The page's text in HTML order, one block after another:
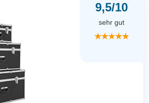
9,5/10
sehr gut
★★★★★